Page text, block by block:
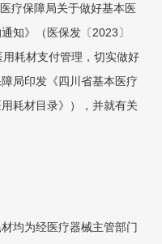
疗保障局关于做好基本医
知》（医保发〔2023〕
耗材支付管理，切实做好
局印发《四川省基本医疗
耗材目录》），并就有关
均为经医疗器械主管部门